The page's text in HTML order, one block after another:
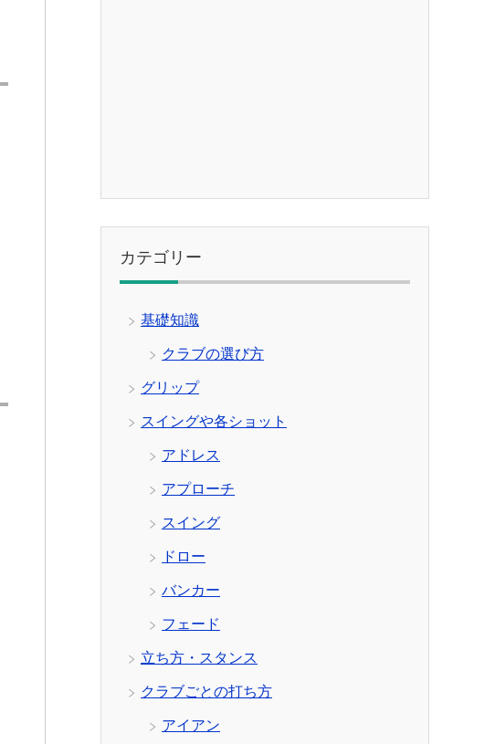
カテゴリー
基礎知識
クラブの選び方
グリップ
スイングや各ショット
アドレス
アプローチ
スイング
ドロー
バンカー
フェード
立ち方・スタンス
クラブごとの打ち方
アイアン